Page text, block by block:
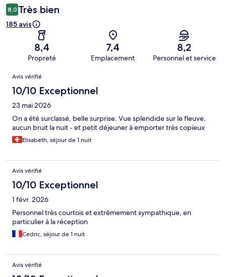
8,0 Très bien
185 avis
8,4
Propreté
7,4
Emplacement
8,2
Personnel et service
Avis
Avis vérifié
10/10 Exceptionnel
23 mai 2026
On a été surclassé, belle surprise. Vue splendide sur le fleuve,
aucun bruit la nuit - et petit déjeuner à emporter très copieux
Elisabeth, séjour de 1 nuit
Avis vérifié
10/10 Exceptionnel
1 févr. 2026
Personnel très courtois et extrêmement sympathique, en
particulier à la réception
Cedric, séjour de 1 nuit
Avis vérifié